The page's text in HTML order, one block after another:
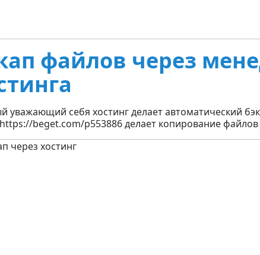
файлов через
уважающий себя хостинг делает автоматический
beget.com/p553886 делает копирование